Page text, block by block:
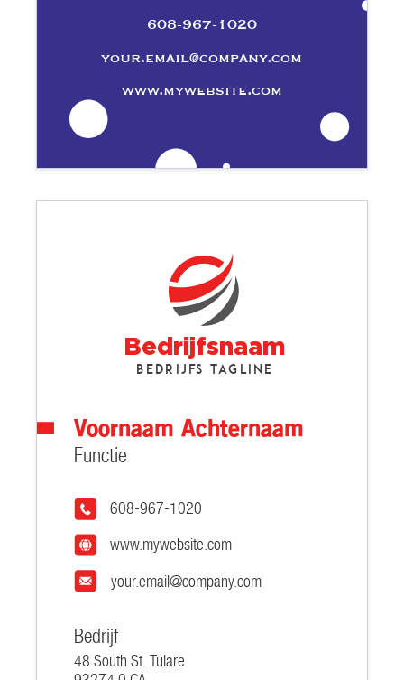
www.mywebsite.com
your.email@company.com
608-967-1020
Bedrijf
48 South St. Tulare
www.mywebsite.com
your.email@company.com
Functie
608-967-1020
Voornaam Achternaam
Bedrijfsnaam
Bedrijfs tagline